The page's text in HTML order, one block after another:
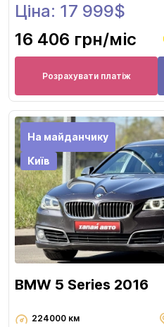
Ціна: 17 999$
16 406 грн/міс
Розрахувати платіж
На майданчику
Київ
BMW 5 Series 2016
224000 км